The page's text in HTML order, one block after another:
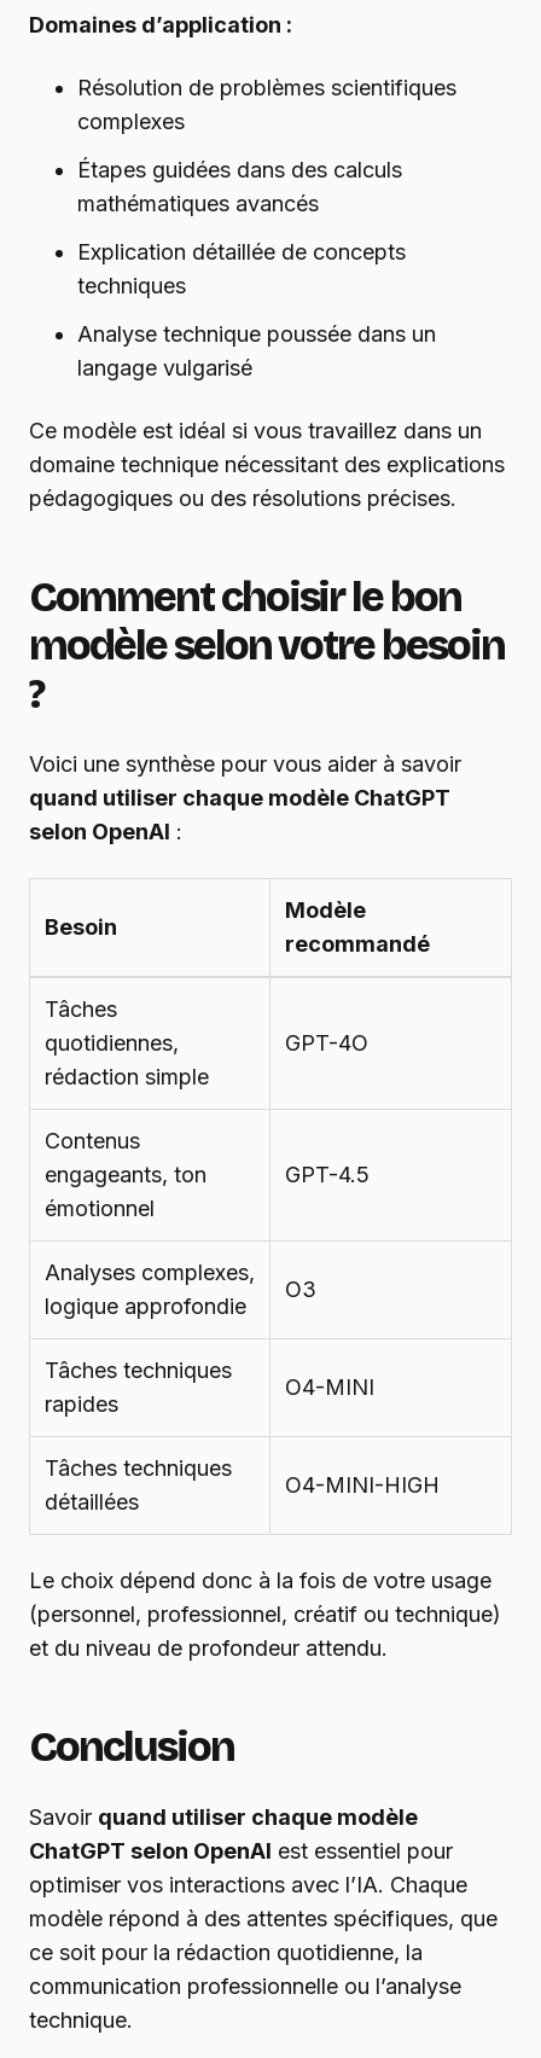
Domaines d’application :
Résolution de problèmes scientifiques
complexes
Étapes guidées dans des calculs
mathématiques avancés
Explication détaillée de concepts
techniques
Analyse technique poussée dans un
langage vulgarisé
Ce modèle est idéal si vous travaillez dans un
domaine technique nécessitant des explications
pédagogiques ou des résolutions précises.
Comment choisir le bon
modèle selon votre besoin
?
Voici une synthèse pour vous aider à savoir
quand utiliser chaque modèle ChatGPT
selon OpenAI :
Besoin
Modèle
recommandé
Tâches
quotidiennes,
rédaction simple
GPT-4O
Contenus
engageants, ton
émotionnel
GPT-4.5
Analyses complexes,
logique approfondie
O3
Tâches techniques
rapides
O4-MINI
Tâches techniques
détaillées
O4-MINI-HIGH
Le choix dépend donc à la fois de votre usage
(personnel, professionnel, créatif ou technique)
et du niveau de profondeur attendu.
Conclusion
Savoir quand utiliser chaque modèle
ChatGPT selon OpenAI est essentiel pour
optimiser vos interactions avec l’IA. Chaque
modèle répond à des attentes spécifiques, que
ce soit pour la rédaction quotidienne, la
communication professionnelle ou l’analyse
technique.